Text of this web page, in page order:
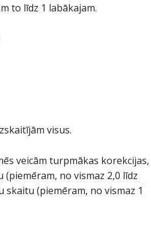
to līdz 1 labākajam.
visus.
veicām turpmākas korekcijas,
no vismaz 2,0 līdz
(piemēram, no vismaz 1